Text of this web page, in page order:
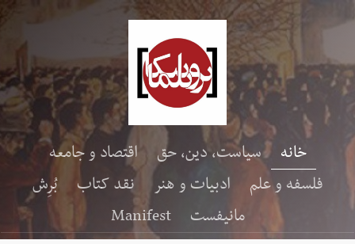
خانه سیاست، دین، حق
اقتصاد و جامعه
فلسفه و علم
ادبیات و هنر نقد کتاب
بُرِش
مانیفست
Manifest